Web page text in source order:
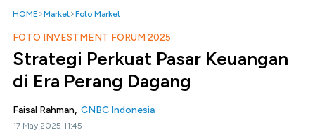
HOME Market Foto Market
FOTO INVESTMENT FORUM 2025
Strategi Perkuat Pasar Keuangan
di Era Perang Dagang
Faisal Rahman, CNBC Indonesia
17 May 2025 11:45